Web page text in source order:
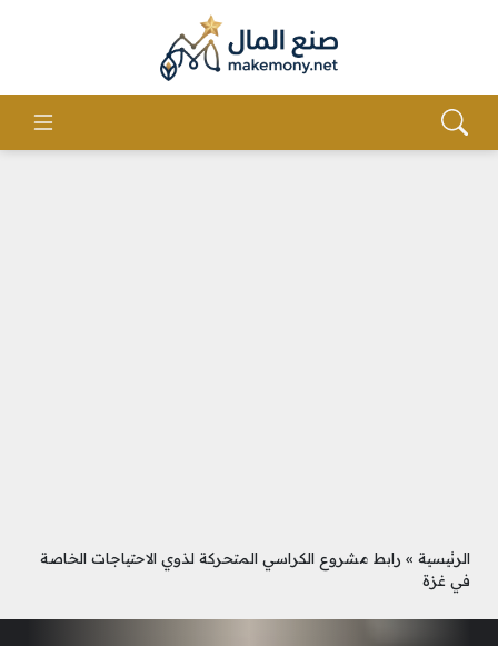
الرئيسية » رابط مشروع الكراسي المتحركة لذوي الاحتياجات الخاصة
في غزة